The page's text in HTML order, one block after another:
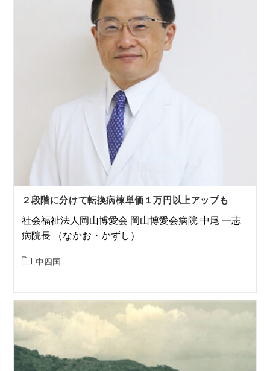
２段階に分けて転換病棟単価１万円以上アップも
社会福祉法人岡山博愛会 岡山博愛会病院 中尾 一志
病院長 （なかお・かずし）
中四国